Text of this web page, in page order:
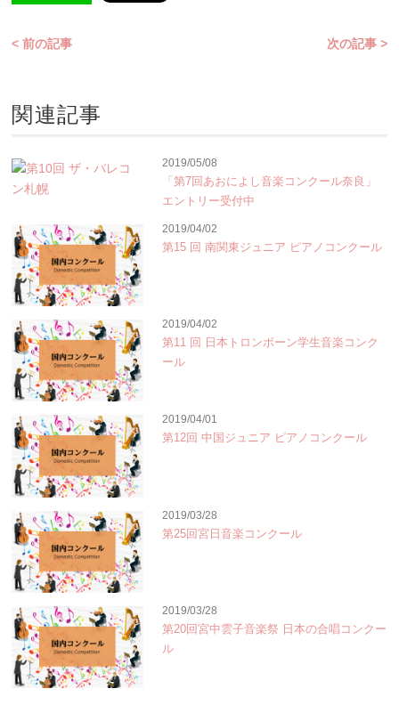
< 前の記事 次の記事 >
関連記事
2019/05/08
「第7回あおによし音楽コンクール奈良」
エントリー受付中
2019/04/02
第15 回 南関東ジュニア ピアノコンクール
2019/04/02
第11 回 日本トロンボーン学生音楽コンク
ール
2019/04/01
第12回 中国ジュニア ピアノコンクール
2019/03/28
第25回宮日音楽コンクール
2019/03/28
第20回宮中雲子音楽祭 日本の合唱コンクー
ル